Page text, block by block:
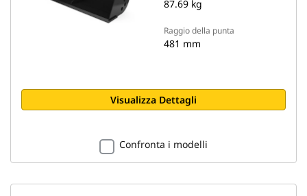
87.69 kg
Raggio della punta
481 mm
Visualizza Dettagli
Confronta i modelli